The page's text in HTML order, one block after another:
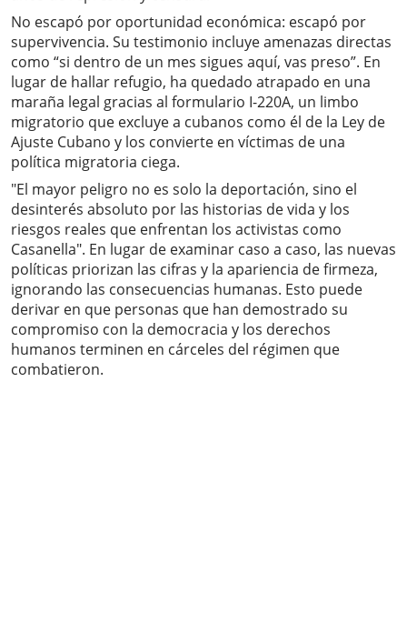
No escapó por oportunidad económica: escapó por
supervivencia. Su testimonio incluye amenazas directas
como “si dentro de un mes sigues aquí, vas preso”. En
lugar de hallar refugio, ha quedado atrapado en una
maraña legal gracias al formulario I-220A, un limbo
migratorio que excluye a cubanos como él de la Ley de
Ajuste Cubano y los convierte en víctimas de una
política migratoria ciega.
"El mayor peligro no es solo la deportación, sino el
desinterés absoluto por las historias de vida y los
riesgos reales que enfrentan los activistas como
Casanella". En lugar de examinar caso a caso, las nuevas
políticas priorizan las cifras y la apariencia de firmeza,
ignorando las consecuencias humanas. Esto puede
derivar en que personas que han demostrado su
compromiso con la democracia y los derechos
humanos terminen en cárceles del régimen que
combatieron.